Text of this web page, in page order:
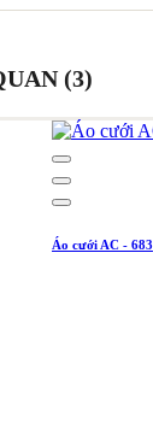
(3)
Áo cưới AC - 683